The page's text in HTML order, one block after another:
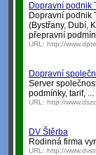
Dopravní podnik
Dopravní podnik
(Bystřany, Dubí,
přepravní
URL: http://
Dopravní
Server
podmínky, tarif, ...
URL: http://
DV Štěrba
Rodinná firma
URL: http://